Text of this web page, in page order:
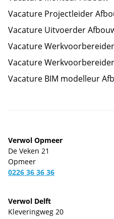
Vacature Projectleider
Vacature Uitvoerder
Vacature
Vacature
Vacature BIM modelleur
Verwol Opmeer
De Veken 21
Opmeer
0226 36 36 36
Verwol Delft
Kleveringweg 20